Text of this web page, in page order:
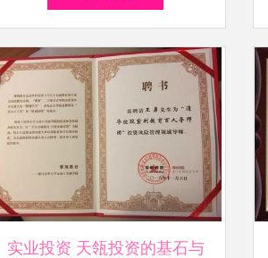
实业投资 天瓴投资的基石与